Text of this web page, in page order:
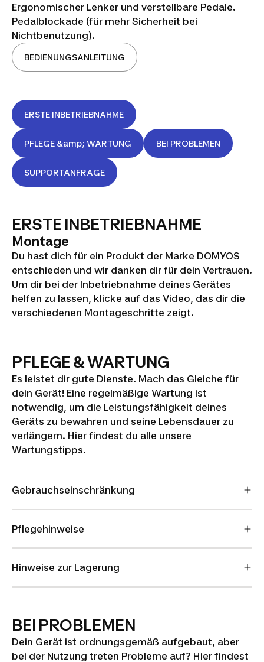
Ergonomischer Lenker und verstellbare Pedale.
Pedalblockade (für mehr Sicherheit bei
Nichtbenutzung).
BEDIENUNGSANLEITUNG
ERSTE INBETRIEBNAHME
PFLEGE &amp; WARTUNG BEI PROBLEMEN
SUPPORTANFRAGE
ERSTE INBETRIEBNAHME
Montage
Du hast dich für ein Produkt der Marke DOMYOS
entschieden und wir danken dir für dein Vertrauen.
Um dir bei der Inbetriebnahme deines Gerätes
helfen zu lassen, klicke auf das Video, das dir die
verschiedenen Montageschritte zeigt.
MONTAGE
PFLEGE & WARTUNG
Es leistet dir gute Dienste. Mach das Gleiche für
dein Gerät! Eine regelmäßige Wartung ist
notwendig, um die Leistungsfähigkeit deines
Geräts zu bewahren und seine Lebensdauer zu
verlängern. Hier findest du alle unsere
Wartungstipps.
Gebrauchseinschränkung
Pflegehinweise
Hinweise zur Lagerung
BEI PROBLEMEN
Dein Gerät ist ordnungsgemäß aufgebaut, aber
bei der Nutzung treten Probleme auf? Hier findest